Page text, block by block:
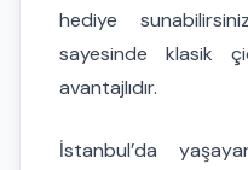
hediye
sayesinde klasik
avantajlıdır.
İstanbul’da